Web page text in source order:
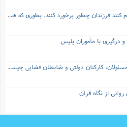
اگر والدین به فرزندان ستم کنند فرزندان چطور برخورد کنند، بطوری که هم موجب ناراحتی آنها نشود و هم بتوانند آنها را امر به معروف و نهی از منکر کنند، و اگر نصیحت تأثیر نداشت چطور باید با آنها برخورد کرد؟
درگیری با مأموران پلیس
مجازات‌ توهین به افراد، مسئولان، کارکنان دولتی و ضابطان قضایی چیست؟
از نگاه قرآن